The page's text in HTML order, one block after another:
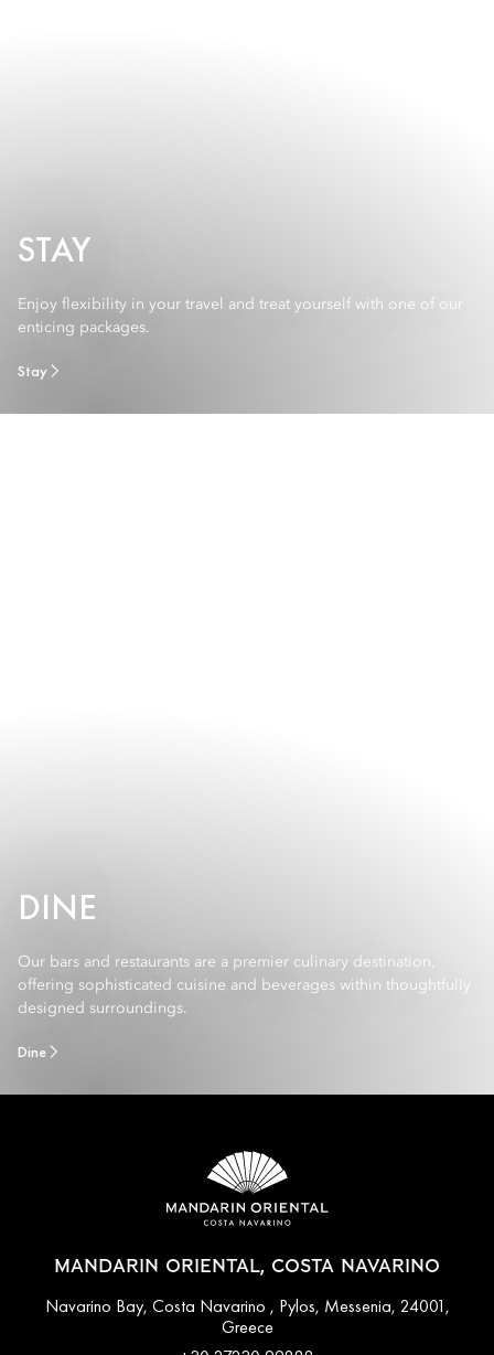
STAY
Enjoy flexibility in your travel and treat yourself with one of our
enticing packages.
Stay
DINE
Our bars and restaurants are a premier culinary destination,
offering sophisticated cuisine and beverages within thoughtfully
designed surroundings.
Dine
MANDARIN ORIENTAL, COSTA NAVARINO
Navarino Bay, Costa Navarino , Pylos, Messenia, 24001,
Greece